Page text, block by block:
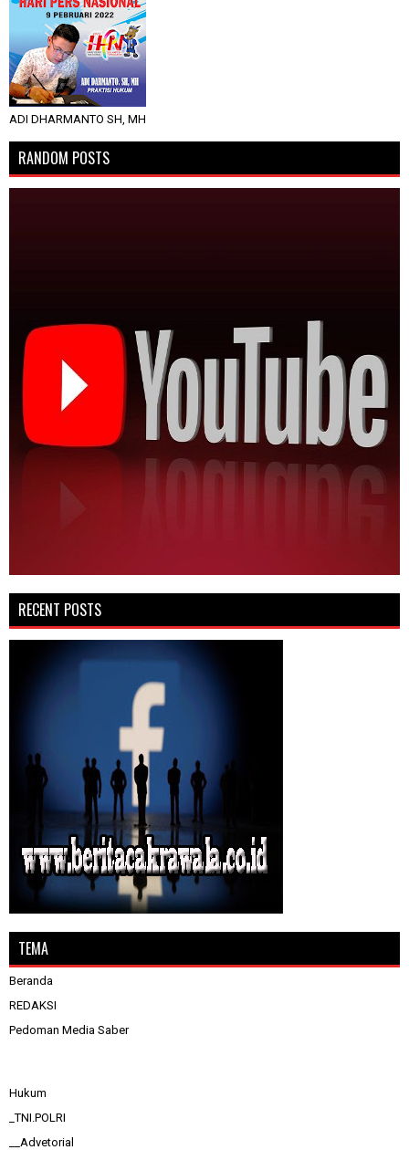
ADI DHARMANTO SH, MH
RANDOM POSTS
RECENT POSTS
TEMA
Beranda
REDAKSI
Pedoman Media Saber
Hukum
_TNI.POLRI
__Advetorial